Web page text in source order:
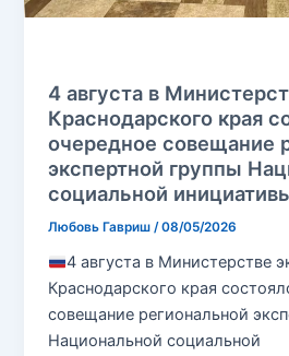
4 августа в
Краснодарского края
очередное совещание
экспертной группы
социальной
Любовь Гавриш /08/05/2026
4 августа в Министерстве
Краснодарского края
совещание региональной
Национальной социальной